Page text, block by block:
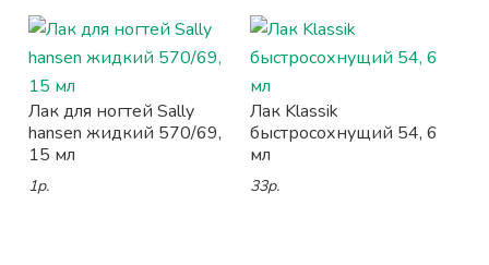
Лак для ногтей Sally
hansen жидкий 570/69,
15 мл
1р.
Лак Klassik
быстросохнущий 54, 6
мл
33р.